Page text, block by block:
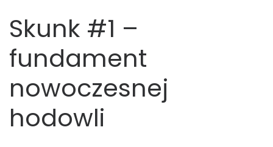
Skunk #1 –
fundament
nowoczesnej
hodowli